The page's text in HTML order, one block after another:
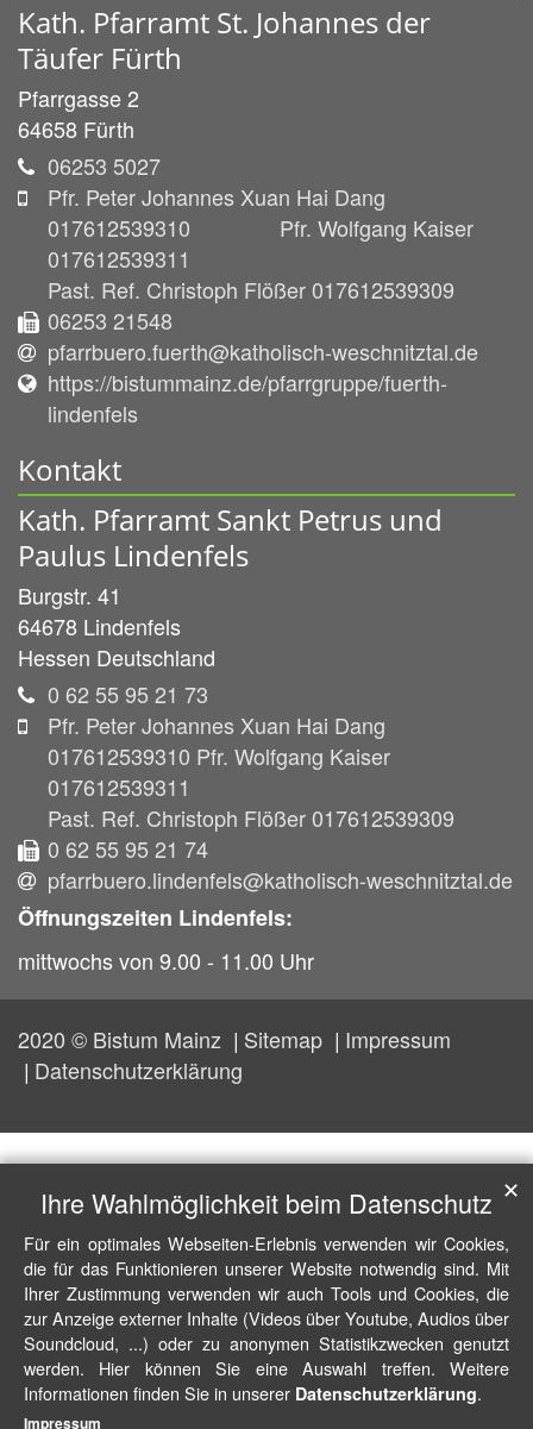
Kath. Pfarramt St. Johannes der
Täufer Fürth
Pfarrgasse 2
64658 Fürth
06253 5027
Pfr. Peter Johannes Xuan Hai Dang
017612539310 Pfr. Wolfgang Kaiser
017612539311
Past. Ref. Christoph Flößer 017612539309
06253 21548
pfarrbuero.fuerth@katholisch-weschnitztal.de
https://bistummainz.de/pfarrgruppe/fuerth-
lindenfels
Kontakt
Kath. Pfarramt Sankt Petrus und
Paulus Lindenfels
Burgstr. 41
64678 Lindenfels
Hessen Deutschland
0 62 55 95 21 73
Pfr. Peter Johannes Xuan Hai Dang
017612539310 Pfr. Wolfgang Kaiser
017612539311
Past. Ref. Christoph Flößer 017612539309
0 62 55 95 21 74
pfarrbuero.lindenfels@katholisch-weschnitztal.de
Öffnungszeiten Lindenfels:
mittwochs von 9.00 - 11.00 Uhr
2020 © Bistum Mainz Sitemap
Impressum
Datenschutzerklärung
Ihre Wahlmöglichkeit beim Datenschutz
Für ein optimales Webseiten-Erlebnis verwenden wir Cookies,
die für das Funktionieren unserer Website notwendig sind. Mit
Ihrer Zustimmung verwenden wir auch Tools und Cookies, die
zur Anzeige externer Inhalte (Videos über Youtube, Audios über
Soundcloud, ...) oder zu anonymen Statistikzwecken genutzt
werden. Hier können Sie eine Auswahl treffen. Weitere
Informationen finden Sie in unserer Datenschutzerklärung.
✕
Impressum